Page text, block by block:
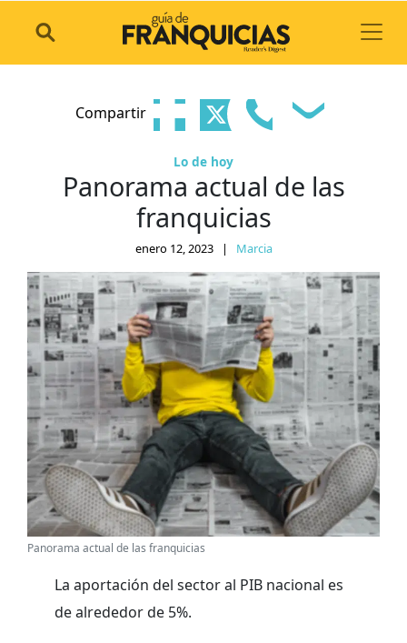
Compartir
Lo de hoy
Panorama actual de las
franquicias
enero 12, 2023 | Marcia
Panorama actual de las franquicias
La aportación del sector al PIB nacional es
de alrededor de 5%.